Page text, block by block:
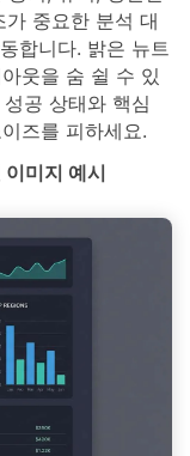
중요한 분석 대
합니다. 밝은 뉴트
웃을 숨 쉴 수 있
공 상태와 핵심
즈를 피하세요.
미지 예시